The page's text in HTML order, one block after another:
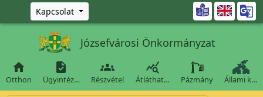
Ugrás a fő tartalomra
Kapcsolat 
Józsefvárosi Önkormányzat

Otthon

Ügyintéz…

Részvétel

Átláthat… Pázmány Állami k…